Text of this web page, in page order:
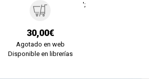
30,00€
Agotado en web
Disponible en librerías
';